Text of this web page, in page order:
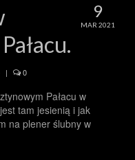
9
MAR 2021
| 0
Pałacu w
tam jesienią i jak
na plener ślubny w